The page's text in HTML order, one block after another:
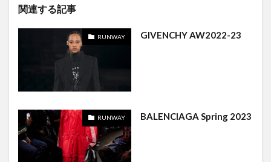
関連する記事
RUNWAY GIVENCHY AW2022-23
RUNWAY BALENCIAGA Spring 2023